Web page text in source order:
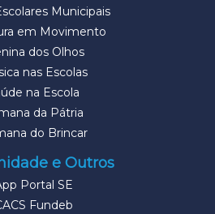
Municipais
em Movimento
dos Olhos
nas Escolas
na Escola
da Pátria
do Brincar
e Outros
Portal SE
Fundeb